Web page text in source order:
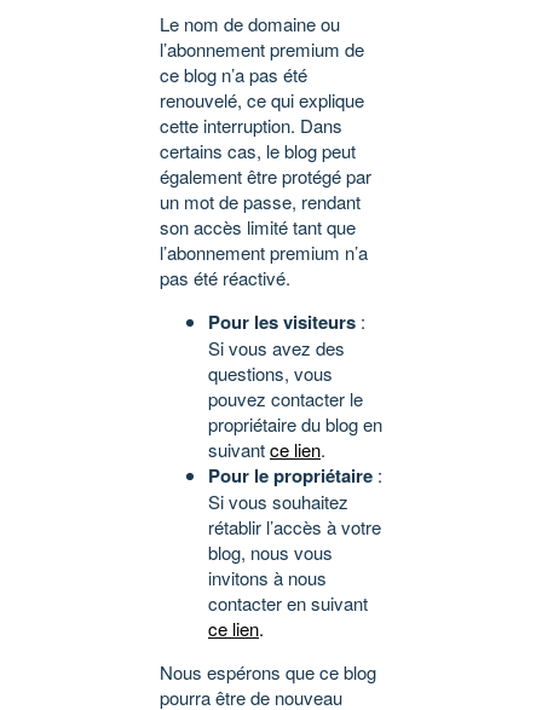
Le nom de domaine ou
l’abonnement premium de
ce blog n’a pas été
renouvelé, ce qui explique
cette interruption. Dans
certains cas, le blog peut
également être protégé par
un mot de passe, rendant
son accès limité tant que
l’abonnement premium n’a
pas été réactivé.
Pour les visiteurs :
Si vous avez des
questions, vous
pouvez contacter le
propriétaire du blog en
suivantce lien.
Pour le propriétaire :
Si vous souhaitez
rétablir l’accès à votre
blog, nous vous
invitons à nous
contacter en suivant
ce lien.
Nous espérons que ce blog
pourra être de nouveau